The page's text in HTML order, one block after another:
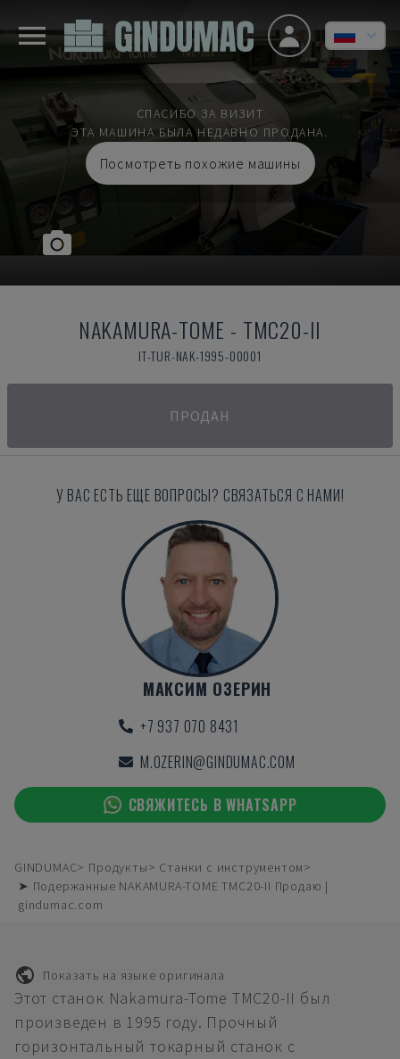
СПАСИБО ЗА ВИЗИТ
ЭТА МАШИНА БЫЛА НЕДАВНО ПРОДАНА.
Посмотреть похожие машины
NAKAMURA-TOME - TMC20-II
IT-TUR-NAK-1995-00001
ПРОДАН
У ВАС ЕСТЬ ЕЩЕ ВОПРОСЫ? СВЯЗАТЬСЯ С НАМИ!
МАКСИМ ОЗЕРИН
+7 937 070 8431
M.OZERIN@GINDUMAC.COM
СВЯЖИТЕСЬ В WHATSAPP
GINDUMAC Продукты
Станки с инструментом
➤ Подержанные NAKAMURA-TOME TMC20-II Продаю |
gindumac.com
Показать на языке оригинала
Этот станок Nakamura-Tome TMC20-II был
произведен в 1995 году. Прочный
горизонтальный токарный станок с